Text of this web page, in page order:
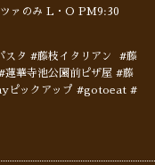
ァのみ L・O PM9:30
スタ #藤枝イタリアン #藤
華寺池公園前ピザ屋 #藤
ピックアップ #gotoeat #